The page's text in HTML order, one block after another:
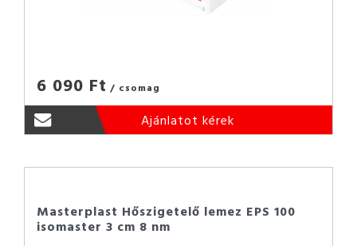
6 090 Ft / csomag
Ajánlatot kérek
Masterplast Hőszigetelő lemez EPS 100
isomaster 3 cm 8 nm